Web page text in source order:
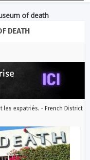
of death
DEATH
les expatriés. - French District